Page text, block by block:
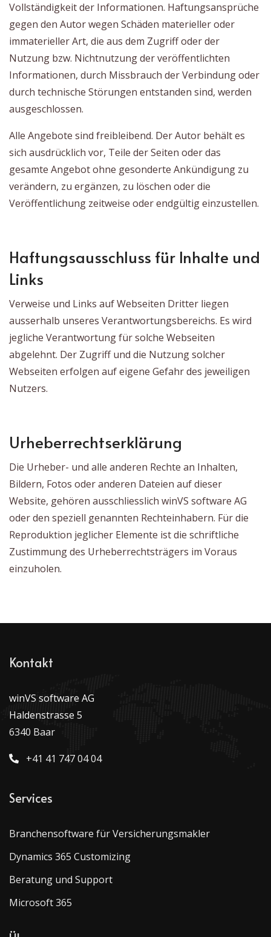
Vollständigkeit der Informationen. Haftungsansprüche
gegen den Autor wegen Schäden materieller oder
immaterieller Art, die aus dem Zugriff oder der
Nutzung bzw. Nichtnutzung der veröffentlichten
Informationen, durch Missbrauch der Verbindung oder
durch technische Störungen entstanden sind, werden
ausgeschlossen.
Alle Angebote sind freibleibend. Der Autor behält es
sich ausdrücklich vor, Teile der Seiten oder das
gesamte Angebot ohne gesonderte Ankündigung zu
verändern, zu ergänzen, zu löschen oder die
Veröffentlichung zeitweise oder endgültig einzustellen.
Haftungsausschluss für Inhalte und
Links
Verweise und Links auf Webseiten Dritter liegen
ausserhalb unseres Verantwortungsbereichs. Es wird
jegliche Verantwortung für solche Webseiten
abgelehnt. Der Zugriff und die Nutzung solcher
Webseiten erfolgen auf eigene Gefahr des jeweiligen
Nutzers.
Urheberrechtserklärung
Die Urheber- und alle anderen Rechte an Inhalten,
Bildern, Fotos oder anderen Dateien auf dieser
Website, gehören ausschliesslich winVS software AG
oder den speziell genannten Rechteinhabern. Für die
Reproduktion jeglicher Elemente ist die schriftliche
Zustimmung des Urheberrechtsträgers im Voraus
einzuholen.
Kontakt
winVS software AG
Haldenstrasse 5
6340 Baar
+41 41 747 04 04
Services
Branchensoftware für Versicherungsmakler
Dynamics 365 Customizing
Beratung und Support
Microsoft 365